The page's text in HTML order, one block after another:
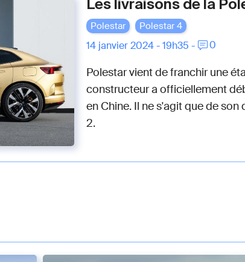
Les livraisons de la
Polestar Polestar 4
14 janvier 2024 - 19h35 - 0
Polestar vient de franchir une
constructeur a officiellement
en Chine. Il ne s'agit que de
2.